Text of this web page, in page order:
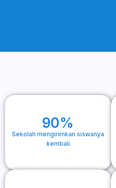
90%
Sekolah mengirimkan siswanya
kembali